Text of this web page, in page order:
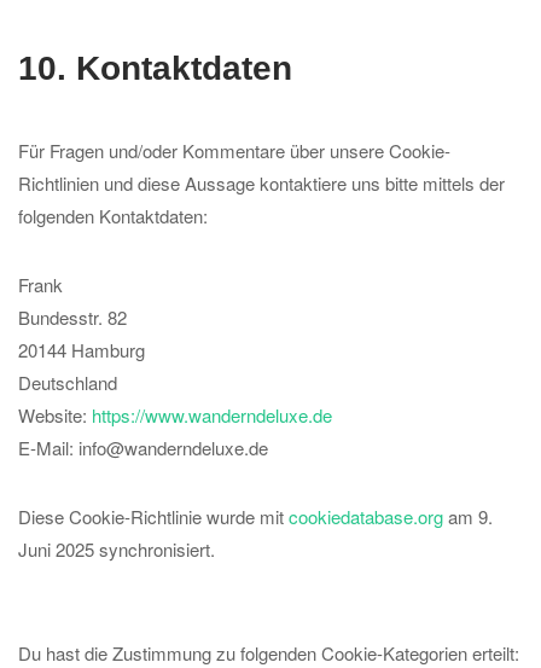
10. Kontaktdaten
Für Fragen und/oder Kommentare über unsere Cookie-
Richtlinien und diese Aussage kontaktiere uns bitte mittels der
folgenden Kontaktdaten:
Frank
Bundesstr. 82
20144 Hamburg
Deutschland
Website: https://www.wanderndeluxe.de
E-Mail: info@wanderndeluxe.de
Diese Cookie-Richtlinie wurde mitcookiedatabase.orgam 9.
Juni 2025 synchronisiert.
Du hast die Zustimmung zu folgenden Cookie-Kategorien erteilt: